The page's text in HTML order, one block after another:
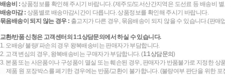
배송비 :상품정보를 확인해 주시기 바랍니다. (제주도/도서산간지역은 도선료 등 배송비
배송마감 : 상품별로 배송마감시간이 다릅니다. 상품정보를 확인해 주시기 바랍니다.
묶음배송이 되지 않는 경우 : 출고지가 다른 경우, 묶음배송이 되지 않을 수 있습니다.(판
교환/반품 신청은 고객센터의 1:1상담문의에서 하실 수 있습니다.
1. 오배송/ 불량/ 파손의 경우 왕복배송비는 판매자가 부담합니다.
2. 고객 변심의 경우, 왕복배송비는 구매자가 부담합니다. (1:1상담문의)
3. 본품 또는 사은품이나 구성품이 멸실 또는 훼손된 경우, 판매자가 반품불가로 지정한 상
제품 원 포장박스를 폐기한 경우에는 반품/교환이 불가합니다. (불량여부 판단을 위한